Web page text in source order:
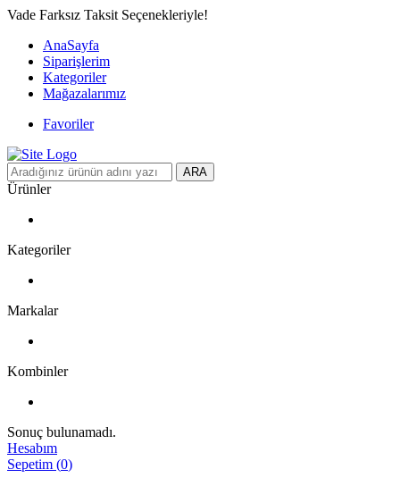
Vade Farksız Taksit Seçenekleriyle!
AnaSayfa
Siparişlerim
Kategoriler
Mağazalarımız
Favoriler
ARA
Ürünler
Kategoriler
Markalar
Kombinler
Sonuç bulunamadı.
Hesabım
Sepetim (0)